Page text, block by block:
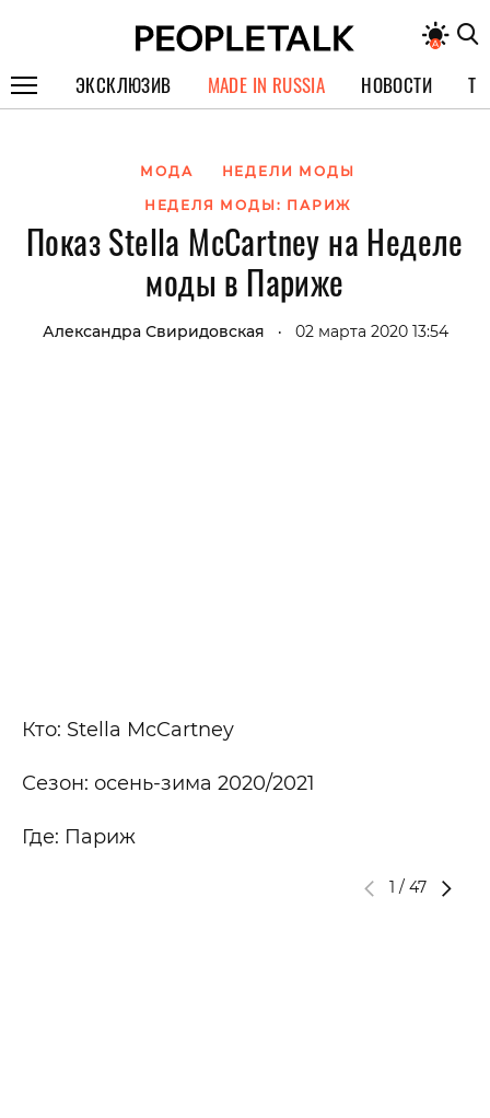
ЭКСКЛЮЗИВ
СПЕЦПРОЕКТЫ
ПОКОЛЕНИЕ
MADE IN RUSSIA НОВОСТИ
МОДА НЕДЕЛИ МОДЫ
НЕДЕЛЯ МОДЫ: ПАРИЖ
Показ Stella McCartney на Неделе
моды в Париже
Александра Свиридовская • 02 марта 2020 13:54
Кто: Stella McCartney
Сезон: осень-зима 2020/2021
Где: Париж
1 / 47